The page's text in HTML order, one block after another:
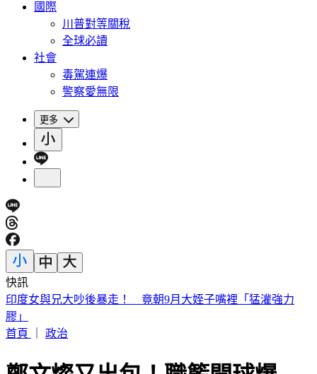
國際
川普對等關稅
全球必讀
社會
毒駕連爆
警察愛無限
更多
快訊
別只看台積電！ 外媒點名「2檔AI設備股」快上車
首頁
鄭文燦又出包！職籃開球爆